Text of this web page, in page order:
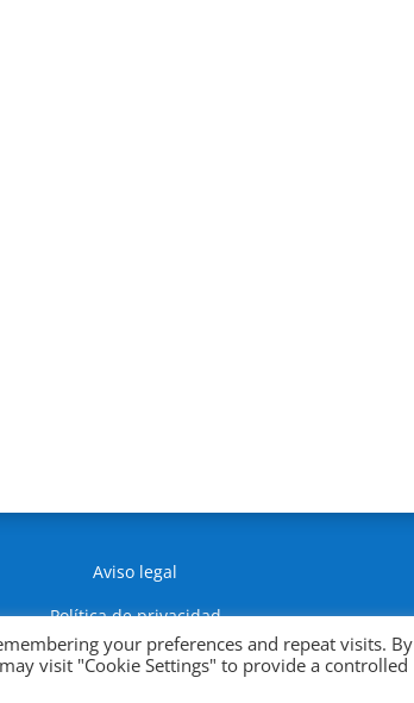
Aviso legal
Política de privacidad
Política de Cookies
your preferences and repeat visits. By
visit "Cookie Settings" to provide a controlled